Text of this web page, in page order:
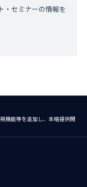
・セミナーの情報を
機能等を追加し、本格提供開